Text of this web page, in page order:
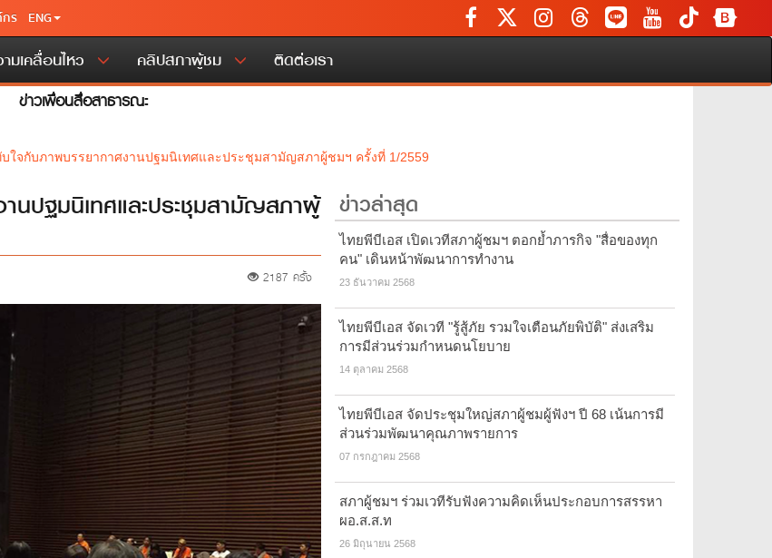
ร ENG
มเคลื่อนไหว คลิปสภาผู้ชม ติดต่อเรา
ข่าวเพื่อนสื่อสาธารณะ
ใจกับภาพบรรยากาศงานปฐมนิเทศและประชุมสามัญสภาผู้ชมฯ ครั้งที่ 1/2559
นปฐมนิเทศและประชุมสามัญสภาผู้
2187 ครั้ง
ข่าวล่าสุด
ไทยพีบีเอส เปิดเวทีสภาผู้ชมฯ ตอกย้ำภารกิจ "สื่อของทุก
คน" เดินหน้าพัฒนาการทำงาน
23 ธันวาคม 2568
ไทยพีบีเอส จัดเวที "รู้สู้ภัย รวมใจเตือนภัยพิบัติ" ส่งเสริม
การมีส่วนร่วมกำหนดนโยบาย
14 ตุลาคม 2568
ไทยพีบีเอส จัดประชุมใหญ่สภาผู้ชมผู้ฟังฯ ปี 68 เน้นการมี
ส่วนร่วมพัฒนาคุณภาพรายการ
07 กรกฎาคม 2568
สภาผู้ชมฯ ร่วมเวทีรับฟังความคิดเห็นประกอบการสรรหา
ผอ.ส.ส.ท
26 มิถุนายน 2568